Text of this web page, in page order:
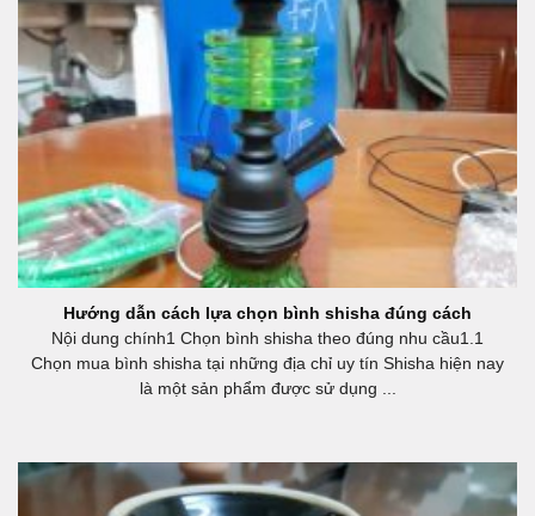
Hướng dẫn cách lựa chọn bình shisha đúng cách
Nội dung chính1 Chọn bình shisha theo đúng nhu cầu1.1
Chọn mua bình shisha tại những địa chỉ uy tín Shisha hiện nay
là một sản phẩm được sử dụng ...